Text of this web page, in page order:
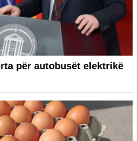
për autobusët elektrikë